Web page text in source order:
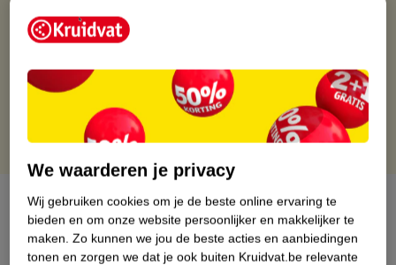
Op werkdagen voor 22:00 uur besteld, volgende dag in huis
Gratis thuisbezorgd vanaf 50.00
Gratis punten met je Kruidvat kaart
Over dit product
Productinformatie
We waarderen je privacy
Wij gebruiken cookies om je de beste online ervaring te
bieden en om onze website persoonlijker en makkelijker te
maken. Zo kunnen we jou de beste acties en aanbiedingen
tonen en zorgen we dat je ook buiten Kruidvat.be relevante